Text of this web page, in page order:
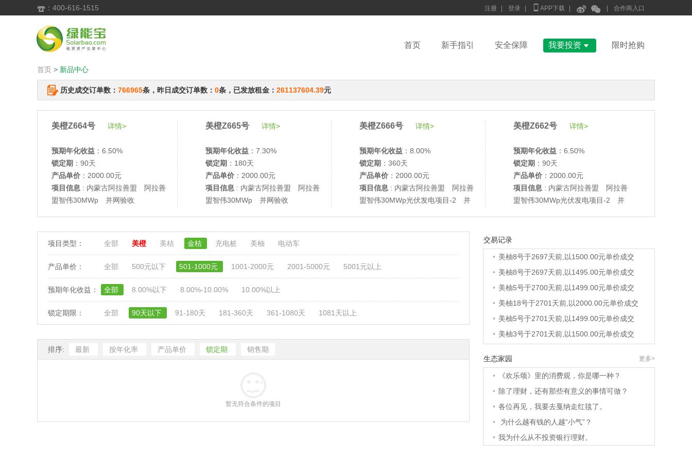
 ：400-616-1515 注册 登录  APP下载   合作商入口
首页 新手指引 安全保障 我要投资  限时抢购
首页 > 新品中心
历史成交订单数： 766965条，昨日成交订单数： 0条，已发放租金： 261137604.39元
美橙Z664号 详情>
预期年化收益 ：6.50%
锁定期 ：90天
产品单价 ：2000.00元
项目信息 : 内蒙古阿拉善盟 阿拉善
盟智伟30MWp 并网验收
美橙Z665号 详情>
预期年化收益 ：7.30%
锁定期 ：180天
产品单价 ：2000.00元
项目信息 : 内蒙古阿拉善盟 阿拉善
盟智伟30MWp 并网验收
美橙Z666号 详情>
预期年化收益 ：8.00%
锁定期 ：360天
产品单价 ：2000.00元
项目信息 : 内蒙古阿拉善盟 阿拉善
盟智伟30MWp光伏发电项目-2 并
美橙Z662号 详情>
预期年化收益 ：6.50%
锁定期 ：90天
产品单价 ：2000.00元
项目信息 : 内蒙古阿拉善盟 阿拉善
盟智伟30MWp光伏发电项目-2 并
项目类型： 全部 美橙 美桔 金桔 充电桩 美柚 电动车
产品单价： 全部 500元以下 501-1000元 1001-2000元 2001-5000元 5001元以上
预期年化收益： 全部 8.00%以下 8.00%-10.00% 10.00%以上
锁定期限： 全部 90天以下 91-180天 181-360天 361-1080天 1081天以上
排序: 最新 按年化率 产品单价 锁定期 销售期
暂无符合条件的项目
交易记录
美柚27号于2687天前,以1995.00元单价成交
美柚6号于2689天前,以1200.00元单价成交
• 美柚8号于2697天前,以1500.00元单价成交
• 美柚8号于2697天前,以1500.00元单价成交
• 美柚8号于2697天前,以1495.00元单价成交
• 美柚5号于2700天前,以1499.00元单价成交
• 美柚18号于2701天前,以2000.00元单价成交
• 美柚5号于2701天前,以1499.00元单价成交
• 美柚3号于2701天前,以1500.00元单价成交
•
美柚20号于2716天前,以1495.00元单价成交
美柚38号于2719天前,以1500.00元单价成交
美柚10号于2719天前,以2000.00元单价成交
美柚8号于2721天前,以1490.00元单价成交
美柚5号于2724天前,以1498.00元单价成交
美柚5号于2726天前,以1465.00元单价成交
生态家园 更多>
•
《欢乐颂》里的消费观，你是哪一种？
• 除了理财，还有那些有意义的事情可做？
• 各位再见，我要去戛纳走红毯了。
•
为什么越有钱的人越“小气”？
• 我为什么从不投资银行理财。